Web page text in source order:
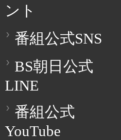
ント
番組公式SNS
BS朝日公式
LINE
番組公式
YouTube